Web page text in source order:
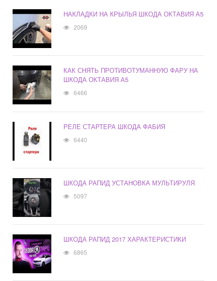
НАКЛАДКИ НА КРЫЛЬЯ ШКОДА ОКТАВИЯ А5
2069
КАК СНЯТЬ ПРОТИВОТУМАННУЮ ФАРУ НА
ШКОДА ОКТАВИЯ А5
6466
РЕЛЕ СТАРТЕРА ШКОДА ФАБИЯ
6440
ШКОДА РАПИД УСТАНОВКА МУЛЬТИРУЛЯ
5097
ШКОДА РАПИД 2017 ХАРАКТЕРИСТИКИ
6865